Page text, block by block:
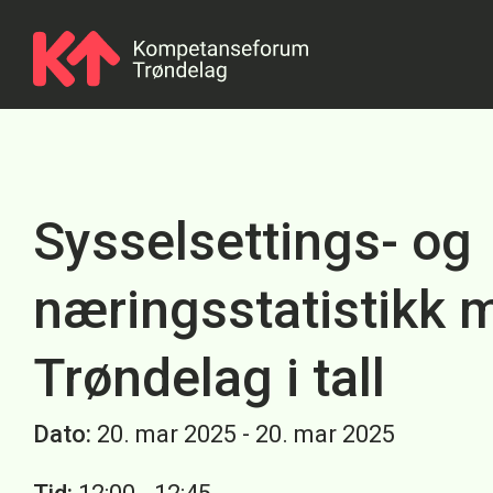
Sysselsettings- og
næringsstatistikk
Trøndelag i tall
Dato: 20. mar 2025 - 20. mar 2025